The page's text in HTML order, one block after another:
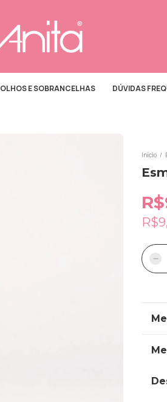
OLHOS E SOBRANCELHAS DÚVIDAS
Início /